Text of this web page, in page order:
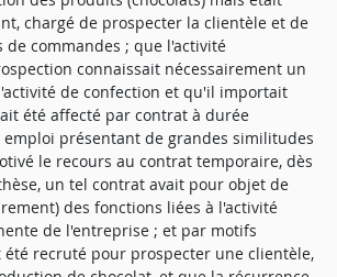
chargé de prospecter la clientèle et de
de commandes ; que l'activité
connaissait nécessairement un
de confection et qu'il importait
été affecté par contrat à durée
présentant de grandes similitudes
le recours au contrat temporaire, dès
un tel contrat avait pour objet de
des fonctions liées à l'activité
de l'entreprise ; et par motifs
recruté pour prospecter une clientèle,